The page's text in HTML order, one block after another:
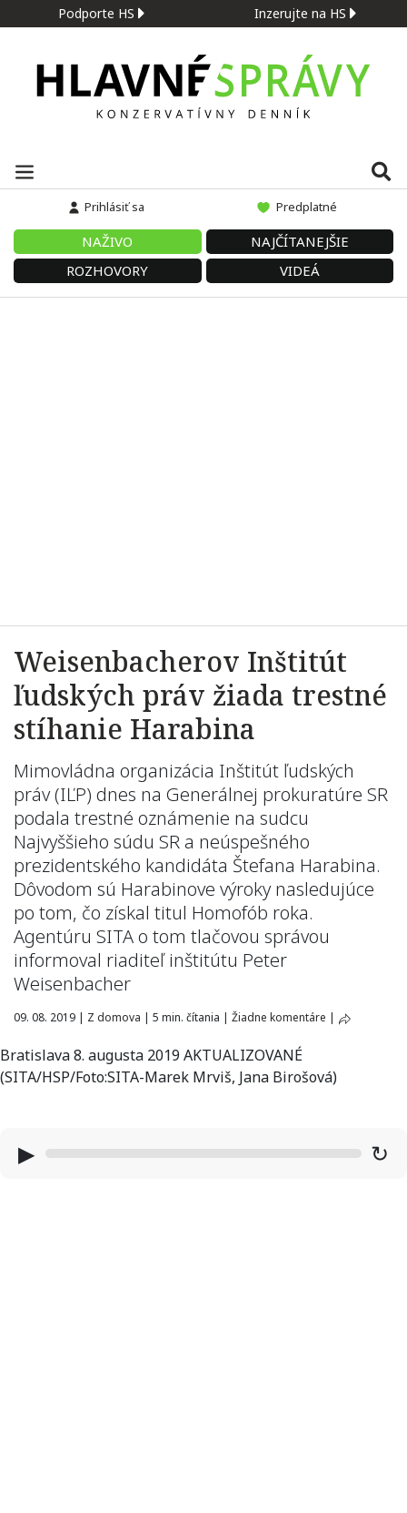
Podporte HS Inzerujte na HS
Prihlásiť sa Predplatné
NAŽIVO
NAJČÍTANEJŠIE
ROZHOVORY
VIDEÁ
Weisenbacherov Inštitút
ľudských práv žiada trestné
stíhanie Harabina
Mimovládna organizácia Inštitút ľudských
práv (IĽP) dnes na Generálnej prokuratúre SR
podala trestné oznámenie na sudcu
Najvyššieho súdu SR a neúspešného
prezidentského kandidáta Štefana Harabina.
Dôvodom sú Harabinove výroky nasledujúce
po tom, čo získal titul Homofób roka.
Agentúru SITA o tom tlačovou správou
informoval riaditeľ inštitútu Peter
Weisenbacher
09. 08. 2019 | Z domova | 5 min. čítania | Žiadne komentáre |
Bratislava 8. augusta 2019 AKTUALIZOVANÉ
(SITA/HSP/Foto:SITA-Marek Mrviš, Jana Birošová)
▶ ↻